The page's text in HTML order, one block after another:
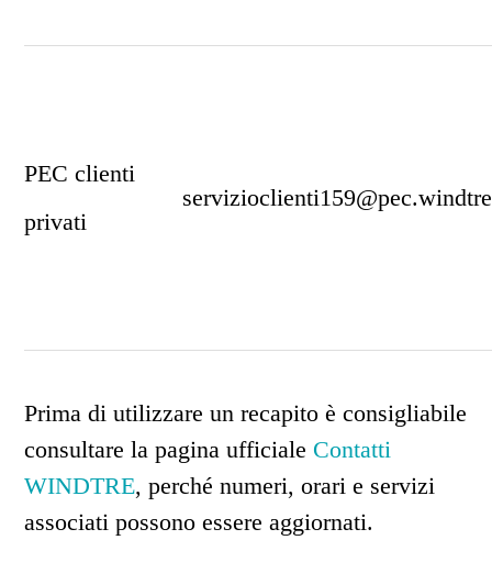
PEC clienti
privati
Prima di utilizzare un recapito è consigliabile
consultare la pagina ufficiale Contatti
WINDTRE, perché numeri, orari e servizi
associati possono essere aggiornati.